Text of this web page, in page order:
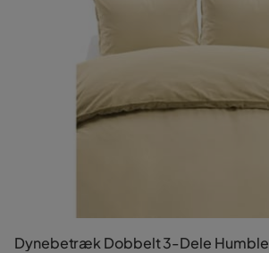
Dynebetræk Dobbelt 3-Dele Humble